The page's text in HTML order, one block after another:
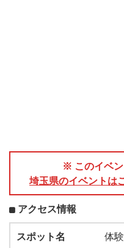
※ このイベン
埼玉県のイベントは
アクセス情報
スポット名
体